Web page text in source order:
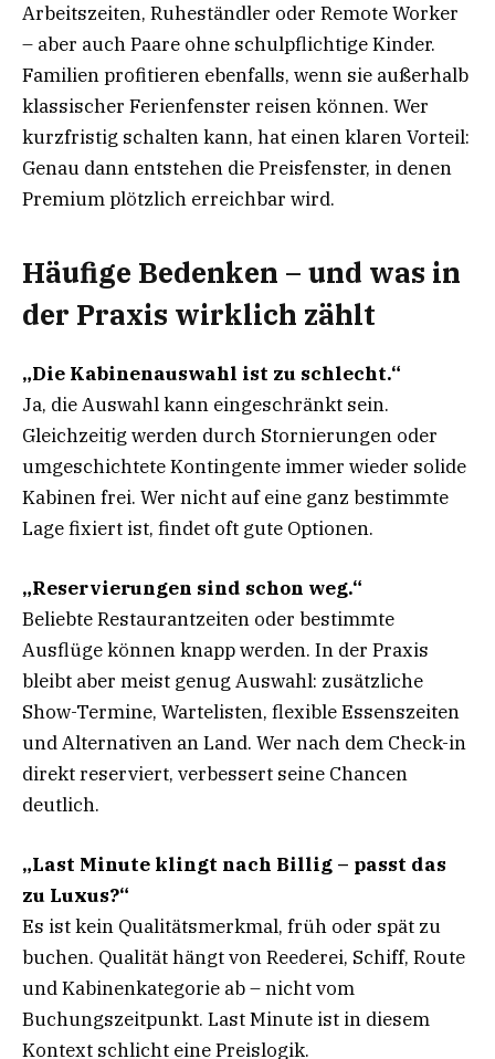
Arbeitszeiten, Ruheständler oder Remote Worker
– aber auch Paare ohne schulpflichtige Kinder.
Familien profitieren ebenfalls, wenn sie außerhalb
klassischer Ferienfenster reisen können. Wer
kurzfristig schalten kann, hat einen klaren Vorteil:
Genau dann entstehen die Preisfenster, in denen
Premium plötzlich erreichbar wird.
Häufige Bedenken – und was in
der Praxis wirklich zählt
„Die Kabinenauswahl ist zu schlecht.“
Ja, die Auswahl kann eingeschränkt sein.
Gleichzeitig werden durch Stornierungen oder
umgeschichtete Kontingente immer wieder solide
Kabinen frei. Wer nicht auf eine ganz bestimmte
Lage fixiert ist, findet oft gute Optionen.
„Reservierungen sind schon weg.“
Beliebte Restaurantzeiten oder bestimmte
Ausflüge können knapp werden. In der Praxis
bleibt aber meist genug Auswahl: zusätzliche
Show-Termine, Wartelisten, flexible Essenszeiten
und Alternativen an Land. Wer nach dem Check-in
direkt reserviert, verbessert seine Chancen
deutlich.
„Last Minute klingt nach Billig – passt das
zu Luxus?“
Es ist kein Qualitätsmerkmal, früh oder spät zu
buchen. Qualität hängt von Reederei, Schiff, Route
und Kabinenkategorie ab – nicht vom
Buchungszeitpunkt. Last Minute ist in diesem
Kontext schlicht eine Preislogik.